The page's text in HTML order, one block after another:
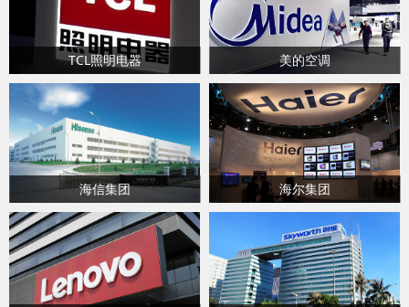
TCL照明电器 美的空调
海信集团 海尔集团